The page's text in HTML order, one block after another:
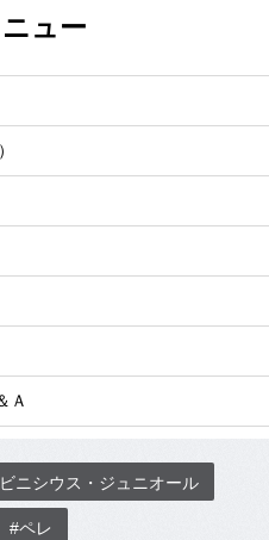
ュー
Ａ
ニシウス・ジュニオール
#ペレ